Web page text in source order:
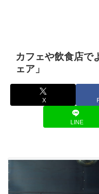
カフェや飲食店で
ェア」
X
LINE